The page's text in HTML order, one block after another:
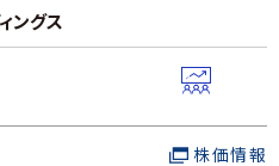
ングス
株価情報